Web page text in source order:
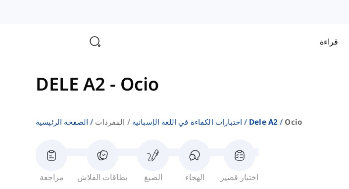
قراءة
DELE A2 - Ocio
الصفحة الرئيسية المفردات اختبارات الكفاءة في اللغة الإسبانية Dele A2 Ocio
مراجعة بطاقات الفلاش الصيغ الهجاء اختبار قصير